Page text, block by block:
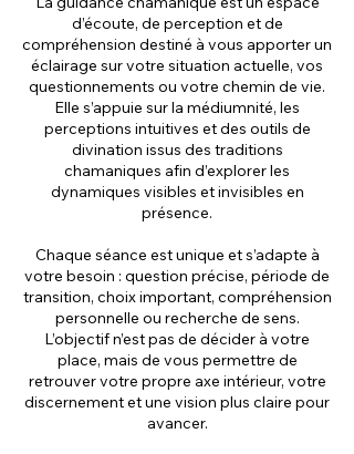
d’écoute, de perception et de
compréhension destiné à vous apporter un
éclairage sur votre situation actuelle, vos
questionnements ou votre chemin de vie.
Elle s’appuie sur la médiumnité, les
perceptions intuitives et des outils de
divination issus des traditions
chamaniques afin d’explorer les
dynamiques visibles et invisibles en
présence.
Chaque séance est unique et s’adapte à
votre besoin : question précise, période de
transition, choix important, compréhension
personnelle ou recherche de sens.
L’objectif n’est pas de décider à votre
place, mais de vous permettre de
retrouver votre propre axe intérieur, votre
discernement et une vision plus claire pour
avancer.